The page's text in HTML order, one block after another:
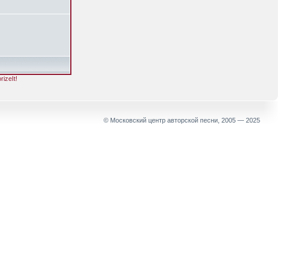
© Московский центр авторской песни, 2005 — 2025